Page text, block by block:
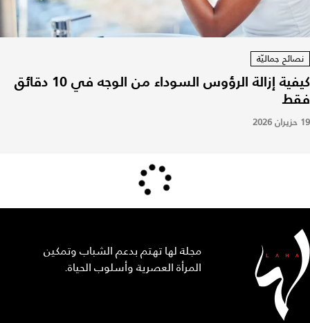
نصائح جماليّة
كيفية إزالة الرؤوس السوداء من الوجه في 10 دقائق
فقط
19 حزيران 2026
مجلة لها تهتم بدعم الشباب وتمكين
المرأة العصرية وأسلوب الحياة.